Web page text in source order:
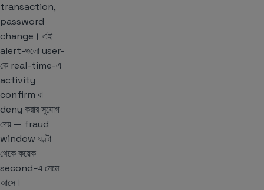
transaction,
password
change। এই
alert-গুলো user-
কে real-time-এ
activity
confirm বা
deny করার সুযোগ
দেয় — fraud
window ঘণ্টা
থেকে কয়েক
second-এ নেমে
আসে।